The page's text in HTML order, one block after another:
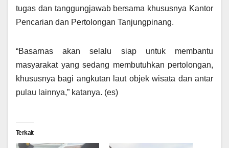
tugas dan tanggungjawab bersama khususnya Kantor
Pencarian dan Pertolongan Tanjungpinang.
“Basarnas akan selalu siap untuk membantu
masyarakat yang sedang membutuhkan pertolongan,
khususnya bagi angkutan laut objek wisata dan antar
pulau lainnya,” katanya. (es)
Terkait